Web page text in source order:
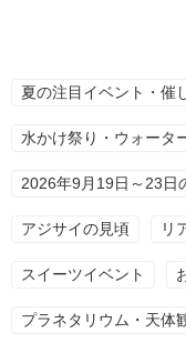
夏の注目イベント・催
水かけ祭り・ウォータ
2026年9月19日～23日
アジサイの見頃 リ
スイーツイベント
プラネタリウム・天体